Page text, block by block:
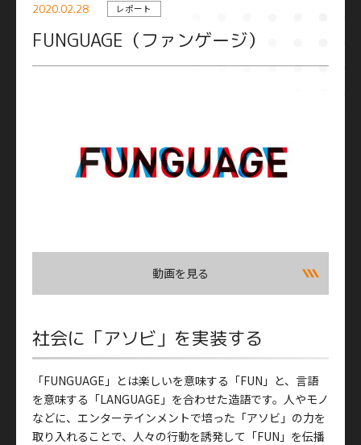
2020.02.28 レポート
FUNGUAGE（ファンゲージ）
動画を見る
社会に「アソビ」を実装する
「FUNGUAGE」とは楽しいを意味する「FUN」と、言語
を意味する「LANGUAGE」を合わせた造語です。人やモノ
などに、エンターテインメントで培った「アソビ」の力を
取り入れることで、人々の行動を誘発して「FUN」を伝播